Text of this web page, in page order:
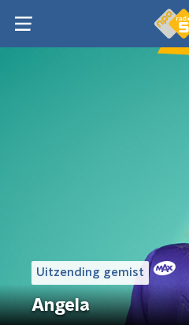
Uitzending gemist
Angela